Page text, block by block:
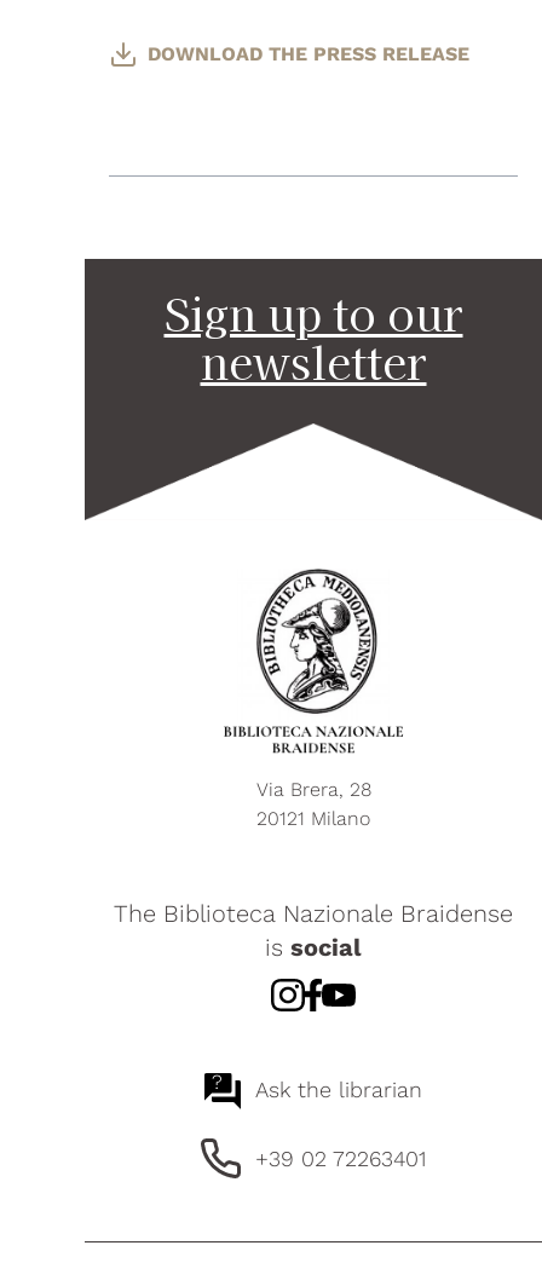
DOWNLOAD THE PRESS RELEASE
Sign up to our
newsletter
Via Brera, 28
20121 Milano
The Biblioteca Nazionale Braidense
is social
? Ask the librarian
+39 02 72263401